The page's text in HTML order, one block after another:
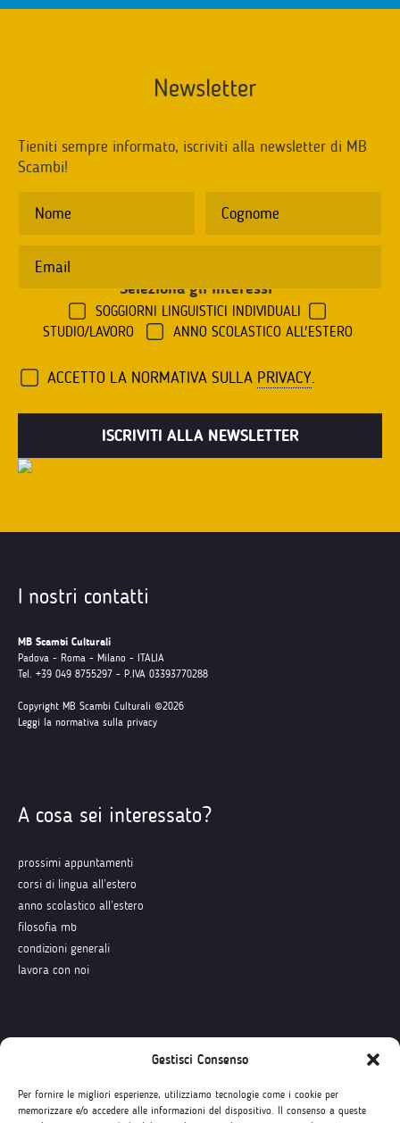
Gestisci Consenso
Per fornire le migliori esperienze, utilizziamo tecnologie come i cookie per
memorizzare e/o accedere alle informazioni del dispositivo. Il consenso a queste
Newsletter
Tieniti sempre informato, iscriviti alla newsletter di MB
Scambi!
Seleziona gli interessi
SOGGIORNI LINGUISTICI INDIVIDUALI
STUDIO/LAVORO
ANNO SCOLASTICO ALL'ESTERO
ACCETTO LA NORMATIVA SULLA PRIVACY.
I nostri contatti
MB Scambi Culturali
Padova - Roma - Milano - ITALIA
Tel. +39 049 8755297 - P.IVA 03393770288
Copyright MB Scambi Culturali ©2026
Leggi la normativa sulla privacy
A cosa sei interessato?
prossimi appuntamenti
corsi di lingua all’estero
anno scolastico all’estero
filosofia mb
condizioni generali
lavora con noi